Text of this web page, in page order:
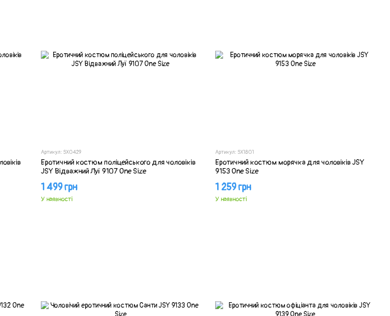
Артикул: SX0429
Еротичний костюм поліцейського для чоловіків
JSY Відважний Луї 9107 One Size
1 499 грн
У наявності
Артикул: SX1801
Еротичний костюм морячка для чоловіків JSY
9153 One Size
1 259 грн
У наявності